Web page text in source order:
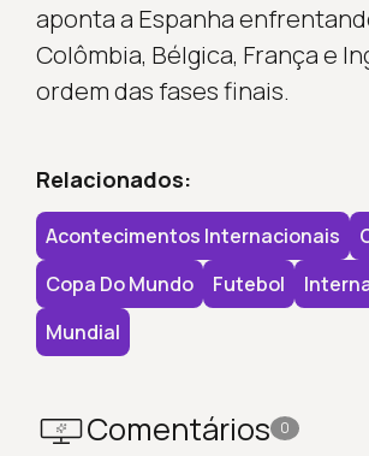
aponta a Espanha
Colômbia, Bélgica, França e
ordem das fases finais.
Relacionados:
Acontecimentos Internacionais
Copa Do Mundo
Futebol
Mundial
Comentários 0